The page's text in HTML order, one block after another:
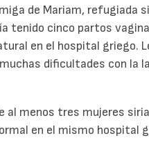
de Mariam, refugiada
tenido cinco partos
en el hospital griego.
dificultades con la
al menos tres mujeres
en el mismo hospital